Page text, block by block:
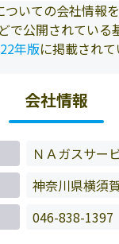
いての会社情報
で公開されている
年版に掲載され
会社情報
ＮＡガスサー
神奈川県横須
046-838-1397